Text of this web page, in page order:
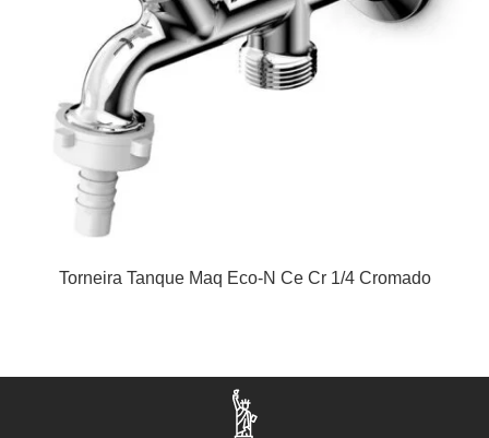
Torneira Tanque Maq Eco-N Ce Cr 1/4 Cromado